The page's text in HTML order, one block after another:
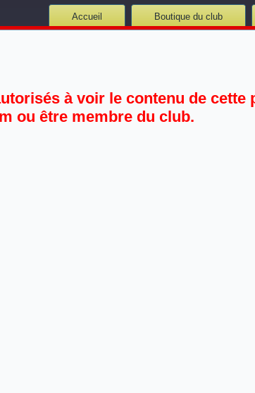
Accueil Boutique du club
à voir le contenu de cette
ou être membre du club.